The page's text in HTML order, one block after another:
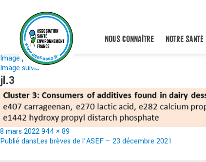
NOUS CONNAÎTRE NOTRE SANTÉ
Image précédente
Image suivante
jl.3
Publié
le
8 mars 2022Taille
réelle
944 × 89
Navigation
Publié dansLes brèves de l’ASEF – 23 décembre 2021